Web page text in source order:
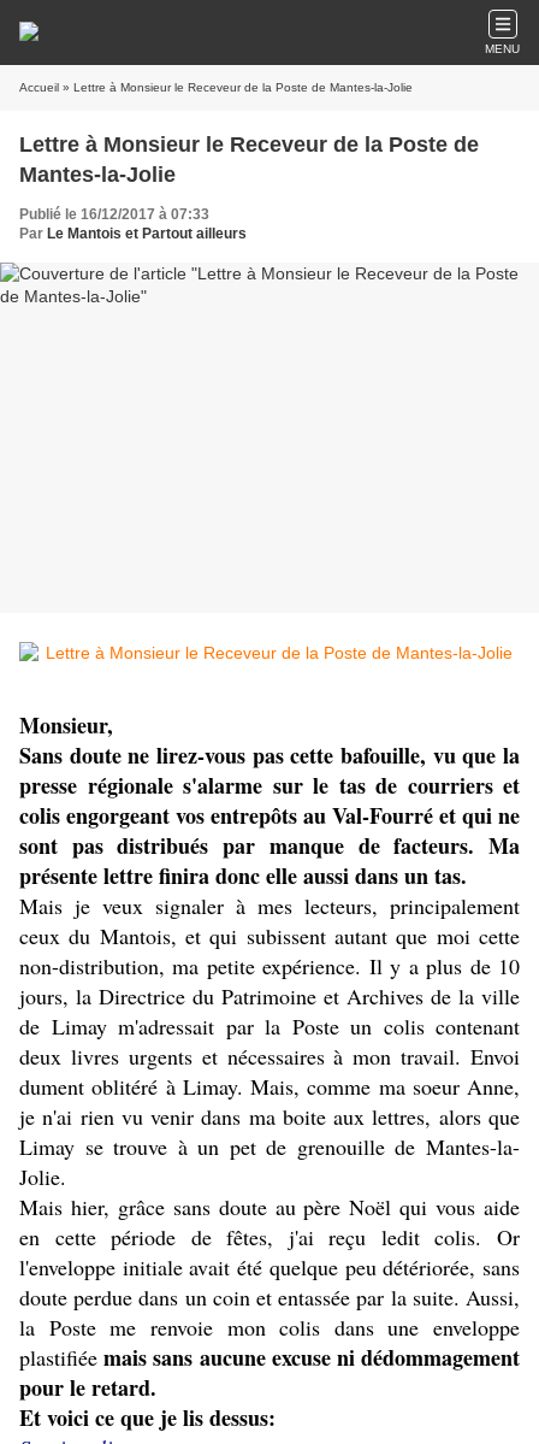
MENU
Accueil » Lettre à Monsieur le Receveur de la Poste de Mantes-la-Jolie
Lettre à Monsieur le Receveur de la Poste de
Mantes-la-Jolie
Publié le 16/12/2017 à 07:33
Par Le Mantois et Partout ailleurs
Monsieur,
Sans doute ne lirez-vous pas cette bafouille, vu que la
presse régionale s'alarme sur le tas de courriers et
colis engorgeant vos entrepôts au Val-Fourré et qui ne
sont pas distribués par manque de facteurs. Ma
présente lettre finira donc elle aussi dans un tas.
Mais je veux signaler à mes lecteurs, principalement
ceux du Mantois, et qui subissent autant que moi cette
non-distribution, ma petite expérience. Il y a plus de 10
jours, la Directrice du Patrimoine et Archives de la ville
de Limay m'adressait par la Poste un colis contenant
deux livres urgents et nécessaires à mon travail. Envoi
dument oblitéré à Limay. Mais, comme ma soeur Anne,
je n'ai rien vu venir dans ma boite aux lettres, alors que
Limay se trouve à un pet de grenouille de Mantes-la-
Jolie.
Mais hier, grâce sans doute au père Noël qui vous aide
en cette période de fêtes, j'ai reçu ledit colis. Or
l'enveloppe initiale avait été quelque peu détériorée, sans
doute perdue dans un coin et entassée par la suite. Aussi,
la Poste me renvoie mon colis dans une enveloppe
plastifiéemais sans aucune excuse ni dédommagement
pour le retard.
Et voici ce que je lis dessus: